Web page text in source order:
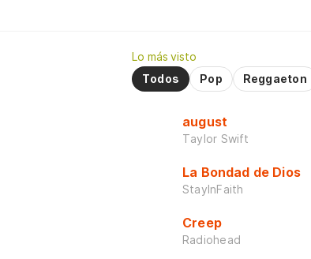
Lo más visto
Todos
Pop Reggaeton
august
Taylor Swift
La Bondad de Dios
StayInFaith
Creep
Radiohead